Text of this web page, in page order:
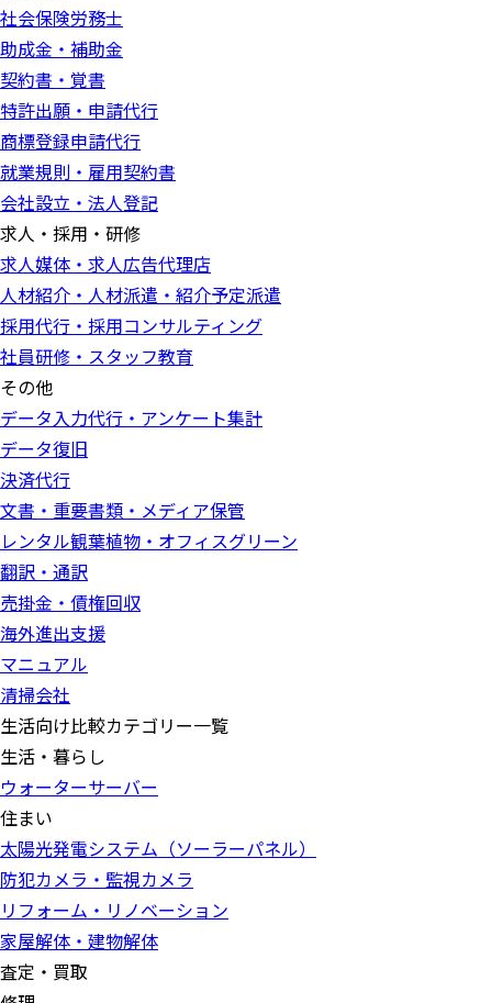
社会保険労務士
助成金・補助金
契約書・覚書
特許出願・申請代行
商標登録申請代行
就業規則・雇用契約書
会社設立・法人登記
求人・採用・研修
求人媒体・求人広告代理店
人材紹介・人材派遣・紹介予定派遣
採用代行・採用コンサルティング
社員研修・スタッフ教育
その他
データ入力代行・アンケート集計
データ復旧
決済代行
文書・重要書類・メディア保管
レンタル観葉植物・オフィスグリーン
翻訳・通訳
売掛金・債権回収
海外進出支援
マニュアル
清掃会社
生活向け比較カテゴリー一覧
生活・暮らし
ウォーターサーバー
住まい
太陽光発電システム（ソーラーパネル）
防犯カメラ・監視カメラ
リフォーム・リノベーション
家屋解体・建物解体
査定・買取